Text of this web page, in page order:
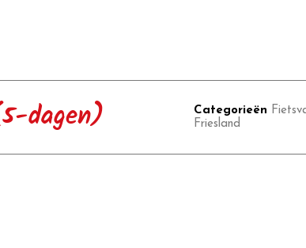
dagen) Categorieën
Friesland